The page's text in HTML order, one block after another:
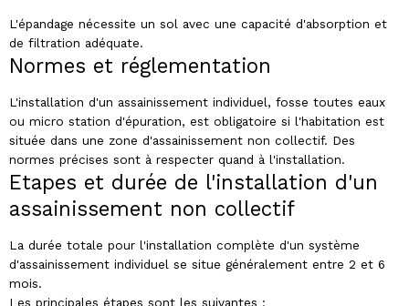
L'épandage nécessite un sol avec une capacité d'absorption et
de filtration adéquate.
Normes et réglementation
L'installation d'un assainissement individuel, fosse toutes eaux
ou micro station d'épuration, est obligatoire si l'habitation est
située dans une zone d'assainissement non collectif. Des
normes précises sont à respecter quand à l'installation.
Etapes et durée de l'installation d'un
assainissement non collectif
La durée totale pour l'installation complète d'un système
d'assainissement individuel se situe généralement entre 2 et 6
mois.
Les principales étapes sont les suivantes :